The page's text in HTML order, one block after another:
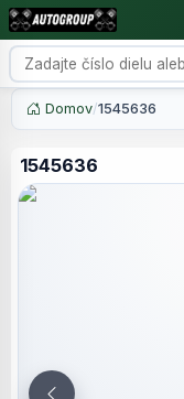
Domov/1545636
1545636